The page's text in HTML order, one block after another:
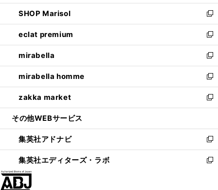
開
く
ウ
で
開
く
ン
ド
ウ
で
開
く
ウ
ィ
ン
ド
ウ
で
開
く
し
い
ウ
ィ
ン
ド
ウ
で
開
く
SHOP Marisol
新
し
い
ウ
ィ
ン
ド
ウ
で
開
eclat premium
新
し
い
ウ
ィ
ン
ド
ウ
開
く
mirabella
新
し
い
ウ
ィ
ン
ウ
で
開
く
mirabella homme
新
し
い
ウ
ン
ド
ウ
で
zakka market
新
し
ウ
ィ
ン
ド
その他WEBサービス
集英社アドナビ
新
し
い
集英社エディターズ・ラボ
新